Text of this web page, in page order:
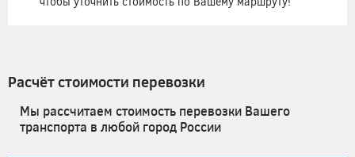
Расчёт стоимости перевозки
Мы рассчитаем стоимость перевозки Вашего
транспорта в любой город России